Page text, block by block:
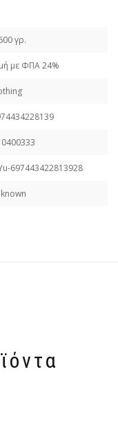
γρ.
με ΦΠΑ 24%
697443422813928